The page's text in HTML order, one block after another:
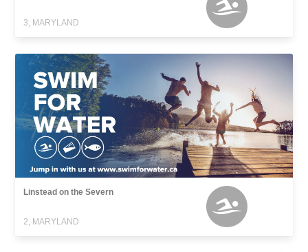
3, MARYLAND
Linstead on the Severn
2, MARYLAND